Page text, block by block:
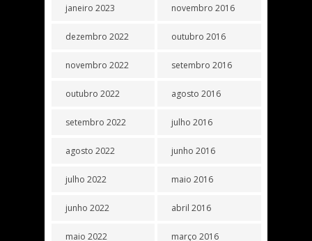
janeiro 2023
dezembro 2022
novembro 2022
outubro 2022
setembro 2022
agosto 2022
julho 2022
junho 2022
maio 2022
novembro 2016
outubro 2016
setembro 2016
agosto 2016
julho 2016
junho 2016
maio 2016
abril 2016
março 2016